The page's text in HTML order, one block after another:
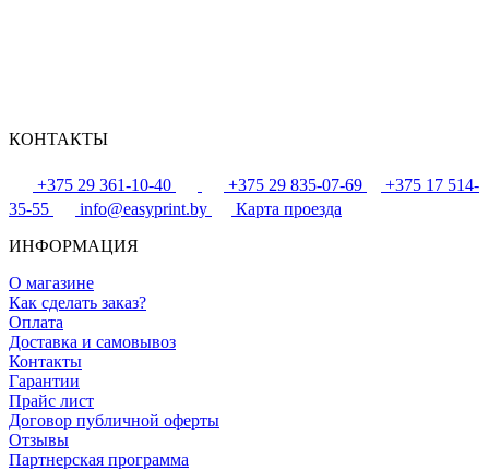
КОНТАКТЫ
+375 29 361-10-40 +375 29 835-07-69
+375 17 514-
35-55
info@easyprint.by
Карта проезда
ИНФОРМАЦИЯ
О магазине
Как сделать заказ?
Оплата
Доставка и самовывоз
Контакты
Гарантии
Прайс лист
Договор публичной оферты
Отзывы
Партнерская программа